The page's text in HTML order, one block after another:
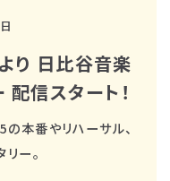
り 日比谷音楽
信スタート！
本番やリハーサル、
ー。